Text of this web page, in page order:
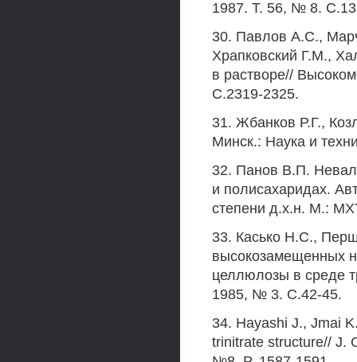
1987. Т. 56, № 8.
30. Павлов А.С.,
Храпковский Г.М.,
в растворе//
С.2319-2325.
31. Жбанков Р.Г.,
Минск.: Наука и
32. Панов В.П.
и полисахаридах.
степени д.х.н. М.:
33. Касько Н.С.,
высокозамещенных
целлюлозы в среде
1985, № 3. С.42-45.
34. Hayashi J., Jmai
trinitrate structure// J.